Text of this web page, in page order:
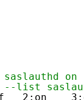
on
--list
2:on